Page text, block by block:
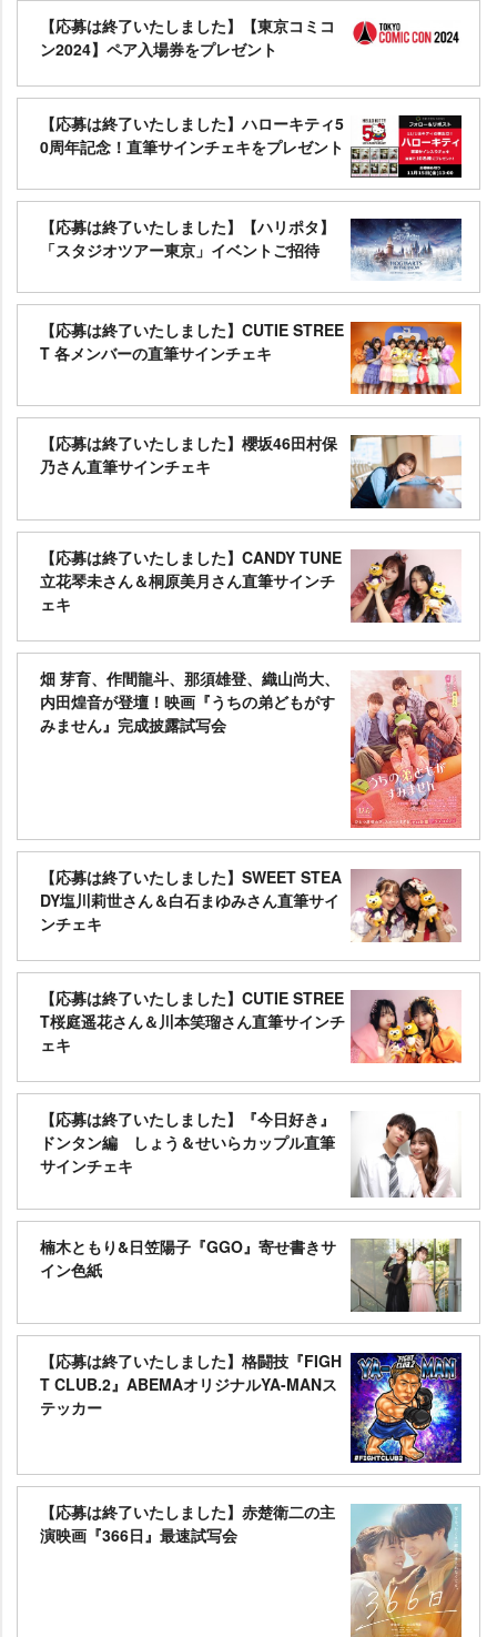
【応募は終了いたしました】【東京コミコ
ン2024】ペア入場券をプレゼント
【応募は終了いたしました】ハローキティ5
0周年記念！直筆サインチェキをプレゼント
【応募は終了いたしました】【ハリポタ】
「スタジオツアー東京」イベントご招待
【応募は終了いたしました】CUTIE STREE
T 各メンバーの直筆サインチェキ
【応募は終了いたしました】櫻坂46田村保
乃さん直筆サインチェキ
【応募は終了いたしました】CANDY TUNE
立花琴未さん＆桐原美月さん直筆サインチ
ェキ
畑 芽育、作間龍斗、那須雄登、織山尚大、
内田煌音が登壇！映画『うちの弟どもがす
みません』完成披露試写会
【応募は終了いたしました】SWEET STEA
DY塩川莉世さん＆白石まゆみさん直筆サイ
ンチェキ
【応募は終了いたしました】CUTIE STREE
T桜庭遥花さん＆川本笑瑠さん直筆サインチ
ェキ
【応募は終了いたしました】『今日好き』
ドンタン編 しょう＆せいらカップル直筆
サインチェキ
楠木ともり&日笠陽子『GGO』寄せ書きサ
イン色紙
【応募は終了いたしました】格闘技『FIGH
T CLUB.2』ABEMAオリジナルYA-MANス
テッカー
【応募は終了いたしました】赤楚衛二の主
演映画『366日』最速試写会